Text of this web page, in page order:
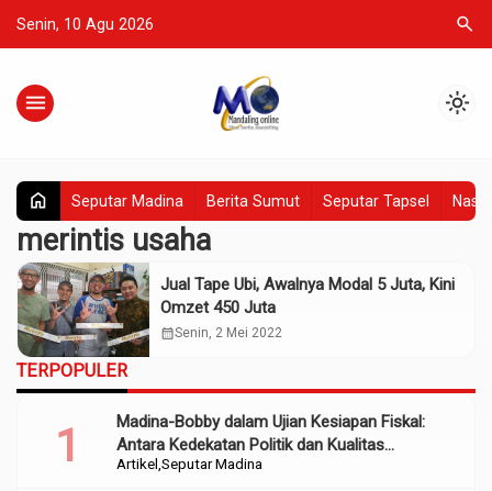
Senin, 10 Agu 2026 search
menu light_mode
home Seputar Madina Berita Sumut Seputar Tapsel
merintis usaha
Jual Tape Ubi, Awalnya Modal 5 Juta, Kini
Omzet 450 Juta
calendar_monthSenin, 2 Mei 2022
TERPOPULER
Artikel Seputar Madina
Madina-Bobby dalam Ujian Kesiapan Fiskal:
Antara Kedekatan Politik dan Kualitas
Perencanaan